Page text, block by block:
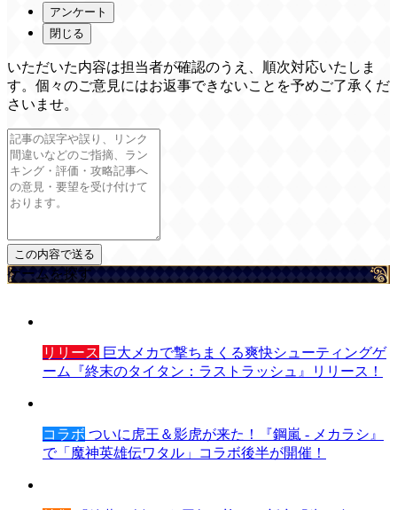
アンケート
閉じる
いただいた内容は担当者が確認のうえ、順次対応いたしま
す。個々のご意見にはお返事できないことを予めご了承くだ
さいませ。
ゲームを探す
リリース 巨大メカで撃ちまくる爽快シューティングゲ
ーム『終末のタイタン：ラストラッシュ』リリース！
コラボ ついに虎王＆影虎が来た！『鋼嵐 - メカラシ』
で「魔神英雄伝ワタル」コラボ後半が開催！